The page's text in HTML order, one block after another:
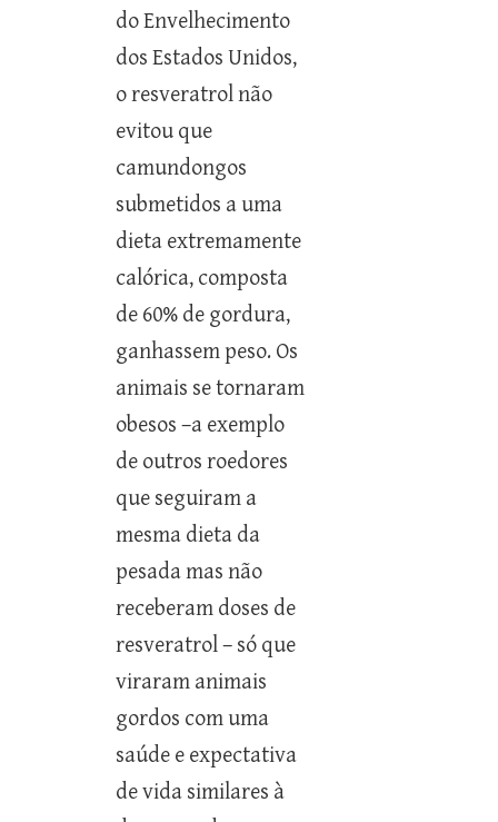
do Envelhecimento
dos Estados Unidos,
o resveratrol não
evitou que
camundongos
submetidos a uma
dieta extremamente
calórica, composta
de 60% de gordura,
ganhassem peso. Os
animais se tornaram
obesos –a exemplo
de outros roedores
que seguiram a
mesma dieta da
pesada mas não
receberam doses de
resveratrol – só que
viraram animais
gordos com uma
saúde e expectativa
de vida similares à